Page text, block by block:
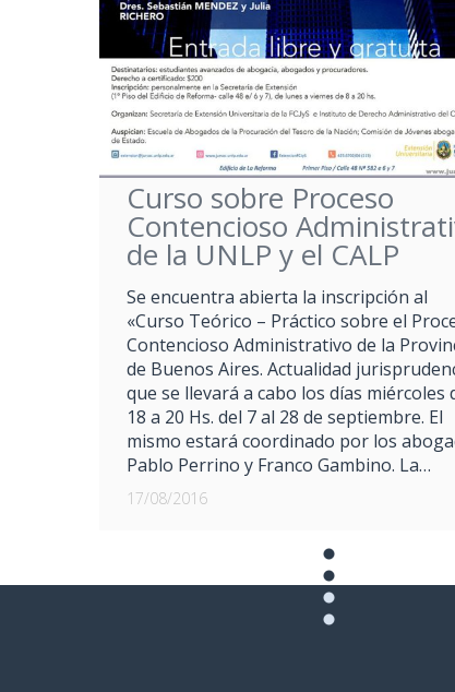
Curso sobre Proceso
Contencioso
de la UNLP y el CALP
Se encuentra abierta la inscripción al
«Curso Teórico – Práctico sobre el
Contencioso Administrativo de la
de Buenos Aires. Actualidad
que se llevará a cabo los días miércoles
18 a 20 Hs. del 7 al 28 de septiembre. El
mismo estará coordinado por los
Pablo Perrino y Franco Gambino. La…
17/08/2016